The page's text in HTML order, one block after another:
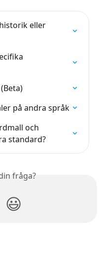
eller
på andra språk
och
standard?
fråga?
😃